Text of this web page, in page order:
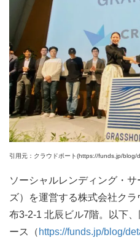
引用元：クラウドポート(https://funds.jp/blog/
ソーシャルレンディング・サ
ズ）を運営する株式会社ク
布3-2-1 北辰ビル7階。以下
ース（ https://funds.jp/blog/